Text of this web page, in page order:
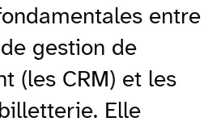
entre
gestion de
(les CRM) et les
Elle